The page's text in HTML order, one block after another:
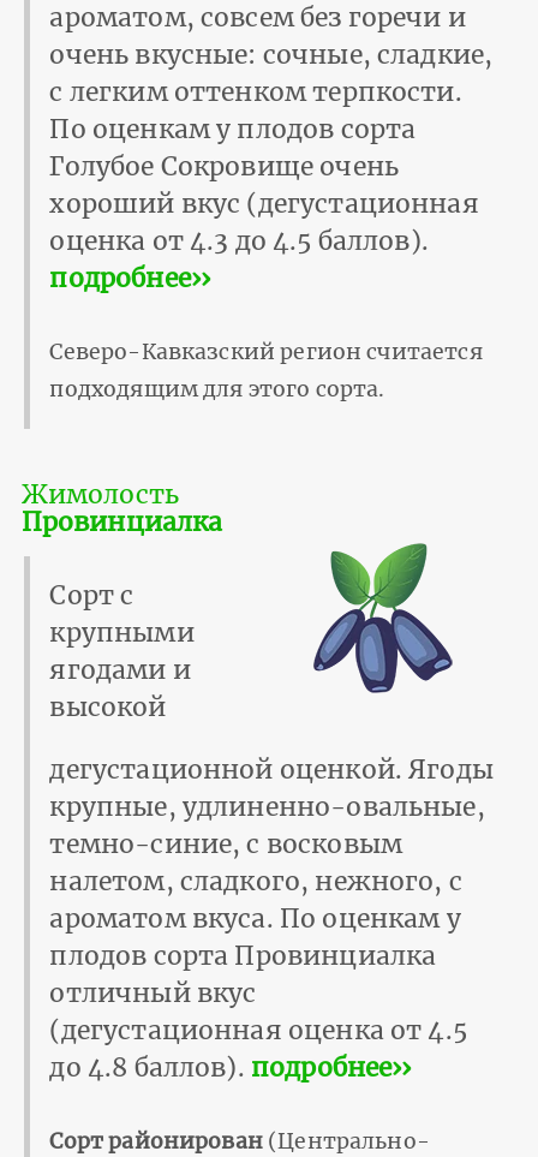
ароматом, совсем без горечи и
очень вкусные: сочные, сладкие,
с легким оттенком терпкости.
По оценкам у плодов сорта
Голубое Сокровище очень
хороший вкус (дегустационная
оценка от 4.3 до 4.5 баллов).
подробнее››
Северо-Кавказский регион считается
подходящим для этого сорта.
Жимолость
Провинциалка
Сорт с
крупными
ягодами и
высокой
дегустационной оценкой. Ягоды
крупные, удлиненно-овальные,
темно-синие, с восковым
налетом, сладкого, нежного, с
ароматом вкуса. По оценкам у
плодов сорта Провинциалка
отличный вкус
(дегустационная оценка от 4.5
до 4.8 баллов). подробнее››
Сорт районирован(Центрально-